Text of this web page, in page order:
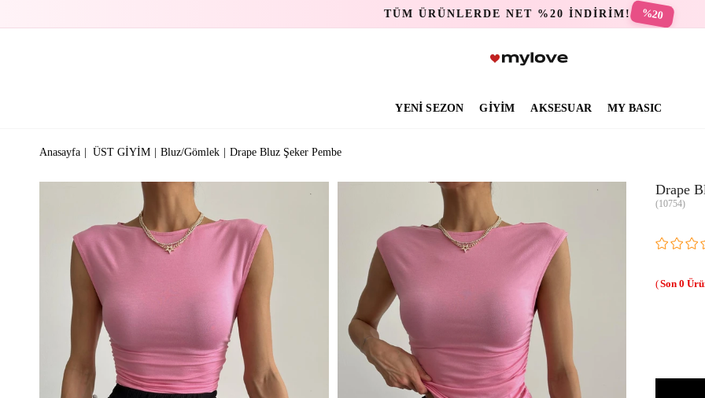
TÜM ÜRÜNLERDE NET %20 İNDİRİM! %20
YENİ SEZON GİYİM AKSESUAR MY BASIC
Anasayfa ÜST GİYİM Bluz/Gömlek Drape Bluz Şeker Pembe
Drape
(10754)
0